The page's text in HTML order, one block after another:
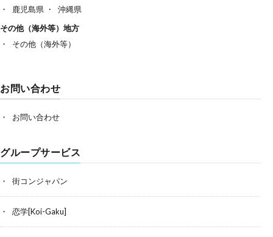
鹿児島県
沖縄県
その他（海外等）地方
その他（海外等）
お問い合わせ
お問い合わせ
グループサービス
街コンジャパン
恋学[Koi-Gaku]